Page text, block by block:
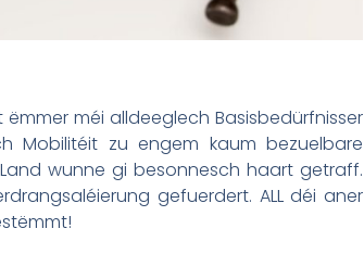
méi alldeeglech Basisbedürfnisser
Mobilitéit zu engem kaum bezuelbare
wunne gi besonnesch haart getraff.
gefuerdert. ALL déi aner